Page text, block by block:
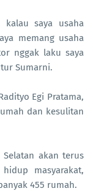
kalau saya usaha
memang usaha
nggak laku saya
Sumarni.
Egi Pratama,
dan kesulitan
Selatan akan terus
masyarakat,
455 rumah.